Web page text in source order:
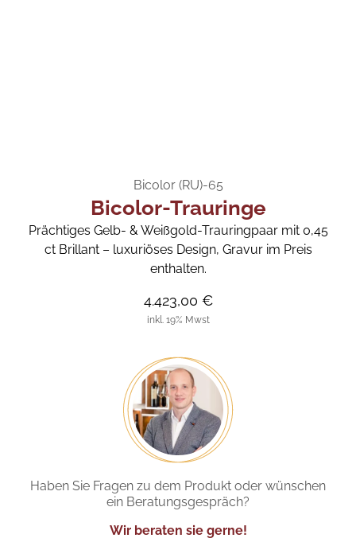
Bicolor (RU)-65
Bicolor-Trauringe
Prächtiges Gelb- & Weißgold-Trauringpaar mit 0,45
ct Brillant – luxuriöses Design, Gravur im Preis
enthalten.
4.423,00 €
inkl. 19% Mwst
Haben Sie Fragen zu dem Produkt oder wünschen
ein Beratungsgespräch?
Wir beraten sie gerne!